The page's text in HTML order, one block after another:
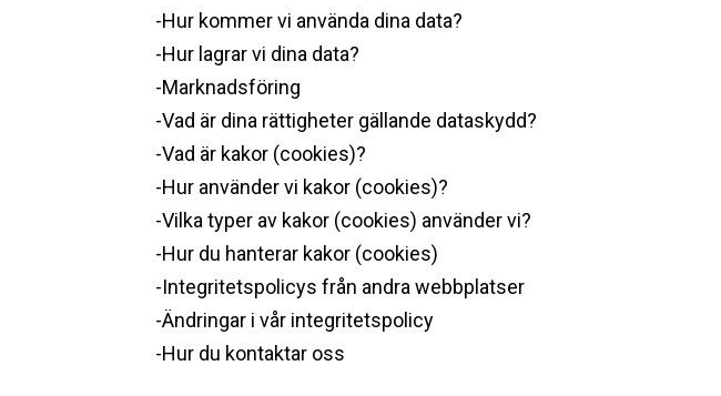
-Hur kommer vi använda dina data?
-Hur lagrar vi dina data?
-Marknadsföring
-Vad är dina rättigheter gällande dataskydd?
-Vad är kakor (cookies)?
-Hur använder vi kakor (cookies)?
-Vilka typer av kakor (cookies) använder vi?
-Hur du hanterar kakor (cookies)
-Integritetspolicys från andra webbplatser
-Ändringar i vår integritetspolicy
-Hur du kontaktar oss ‍